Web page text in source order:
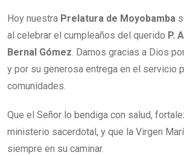
Hoy nuestra Prelatura de Moyobamba
al celebrar el cumpleaños del querido P.
Bernal Gómez . Damos gracias a Dios
y por su generosa entrega en el servicio
comunidades.
Que el Señor lo bendiga con salud,
ministerio sacerdotal, y que la Virgen
siempre en su caminar.